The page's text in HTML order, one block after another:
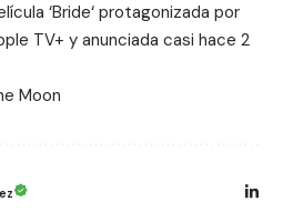
‘Bride‘ protagonizada por
TV+ y anunciada casi hace 2
Moon